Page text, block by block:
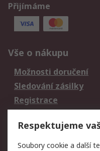
Přijímáme
Vše o nákupu
Možnosti doručení
Sledování zásilky
Registrace
Právní
Respektujeme
Soubory cookie a další